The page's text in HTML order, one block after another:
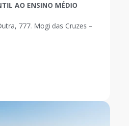
AO ENSINO MÉDIO
777. Mogi das Cruzes –